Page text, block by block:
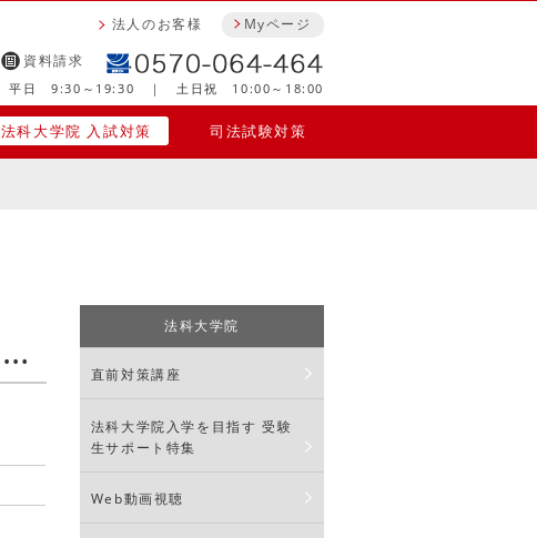
資料請求
Myページ
法人のお客様
平日 9:30～19:30 ｜ 土日祝 10:00～18:00
法科大学院 入試対策 司法試験対策
通信受講をうまく活用！自分の学習ペースをつかんで短期合格！
法科大学院
直前対策講座
法科大学院入学を目指す 受験
生サポート特集
Web動画視聴